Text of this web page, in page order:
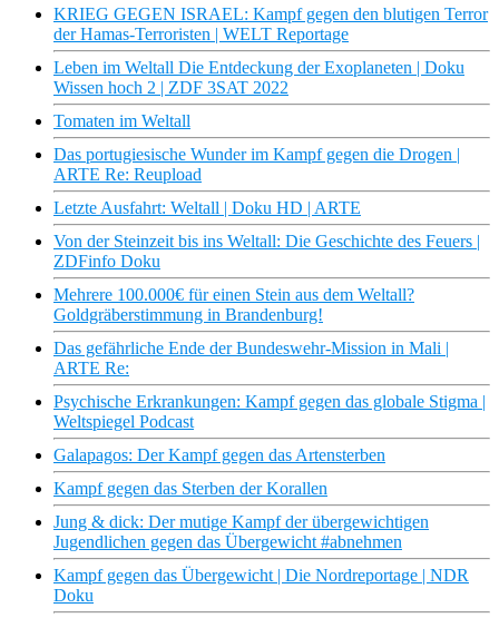
KRIEG GEGEN ISRAEL: Kampf gegen den blutigen Terror
der Hamas-Terroristen | WELT Reportage
Leben im Weltall Die Entdeckung der Exoplaneten | Doku
Wissen hoch 2 | ZDF 3SAT 2022
Tomaten im Weltall
Das portugiesische Wunder im Kampf gegen die Drogen |
ARTE Re: Reupload
Letzte Ausfahrt: Weltall | Doku HD | ARTE
Von der Steinzeit bis ins Weltall: Die Geschichte des Feuers |
ZDFinfo Doku
Mehrere 100.000€ für einen Stein aus dem Weltall?
Goldgräberstimmung in Brandenburg!
Das gefährliche Ende der Bundeswehr-Mission in Mali |
ARTE Re:
Psychische Erkrankungen: Kampf gegen das globale Stigma |
Weltspiegel Podcast
Galapagos: Der Kampf gegen das Artensterben
Kampf gegen das Sterben der Korallen
Jung & dick: Der mutige Kampf der übergewichtigen
Jugendlichen gegen das Übergewicht #abnehmen
Kampf gegen das Übergewicht | Die Nordreportage | NDR
Doku